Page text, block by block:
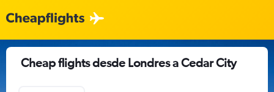
Cheap flights desde Londres a Cedar City